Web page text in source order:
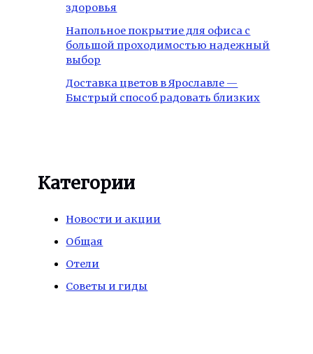
здоровья
Напольное покрытие для офиса с
большой проходимостью надежный
выбор
Доставка цветов в Ярославле —
Быстрый способ радовать близких
Категории
Новости и акции
Общая
Отели
Советы и гиды